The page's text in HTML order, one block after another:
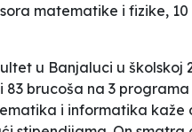
matematike i fizike,
u Banjaluci u školskoj
brucoša na 3
i informatika kaže